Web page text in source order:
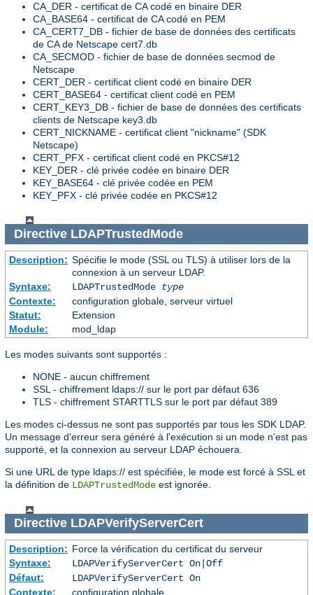
CA_DER - certificat de CA codé en binaire DER
CA_BASE64 - certificat de CA codé en PEM
CA_CERT7_DB - fichier de base de données des certificats
de CA de Netscape cert7.db
CA_SECMOD - fichier de base de données secmod de
Netscape
CERT_DER - certificat client codé en binaire DER
CERT_BASE64 - certificat client codé en PEM
CERT_KEY3_DB - fichier de base de données des certificats
clients de Netscape key3.db
CERT_NICKNAME - certificat client "nickname" (SDK
Netscape)
CERT_PFX - certificat client codé en PKCS#12
KEY_DER - clé privée codée en binaire DER
KEY_BASE64 - clé privée codée en PEM
KEY_PFX - clé privée codée en PKCS#12
Directive LDAPTrustedMode
Description: Spécifie le mode (SSL ou TLS) à utiliser lors de la
connexion à un serveur LDAP.
Syntaxe:
LDAPTrustedMode
type
Contexte:
configuration globale, serveur virtuel
Statut:
Extension
Module:
mod_ldap
Les modes suivants sont supportés :
NONE - aucun chiffrement
SSL - chiffrement ldaps:// sur le port par défaut 636
TLS - chiffrement STARTTLS sur le port par défaut 389
Les modes ci-dessus ne sont pas supportés par tous les SDK LDAP.
Un message d'erreur sera généré à l'exécution si un mode n'est pas
supporté, et la connexion au serveur LDAP échouera.
Si une URL de type ldaps:// est spécifiée, le mode est forcé à SSL et
la définition de LDAPTrustedMode est ignorée.
Directive LDAPVerifyServerCert
Description: Force la vérification du certificat du serveur
Syntaxe:
LDAPVerifyServerCert On|Off
Défaut:
LDAPVerifyServerCert On
Contexte:
configuration globale